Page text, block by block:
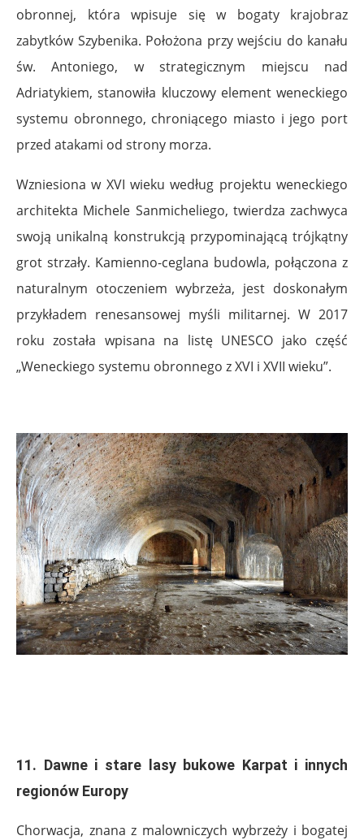
obronnej, która wpisuje się w bogaty krajobraz
zabytków Szybenika. Położona przy wejściu do kanału
św. Antoniego, w strategicznym miejscu nad
Adriatykiem, stanowiła kluczowy element weneckiego
systemu obronnego, chroniącego miasto i jego port
przed atakami od strony morza.
Wzniesiona w XVI wieku według projektu weneckiego
architekta Michele Sanmicheliego, twierdza zachwyca
swoją unikalną konstrukcją przypominającą trójkątny
grot strzały. Kamienno-ceglana budowla, połączona z
naturalnym otoczeniem wybrzeża, jest doskonałym
przykładem renesansowej myśli militarnej. W 2017
roku została wpisana na listę UNESCO jako część
„Weneckiego systemu obronnego z XVI i XVII wieku”.
11. Dawne i stare lasy bukowe Karpat i innych
regionów Europy
Chorwacja, znana z malowniczych wybrzeży i bogatej